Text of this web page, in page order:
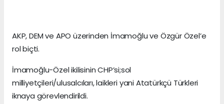
AKP, DEM ve APO üzerinden İmamoğlu ve Özgür Özel’e
rol biçti.
İmamoğlu-Özel ikilisinin CHP’si;sol
milliyetçileri/ulusalcıları, laikleri yani Atatürkçü Türkleri
iknaya görevlendirildi.